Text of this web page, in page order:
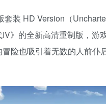
套装 HD Version（
》的全新高清重制版，
险也吸引着无数的人前